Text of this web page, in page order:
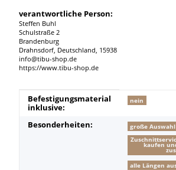
verantwortliche Person:
Steffen Buhl
Schulstraße 2
Brandenburg
Drahnsdorf, Deutschland, 15938
info@tibu-shop.de
https://www.tibu-shop.de
Produkteigenschaft
Wert
Befestigungsmaterial
inklusive:
nein
Besonderheiten:
große Auswahl
kaufen
alle Längen